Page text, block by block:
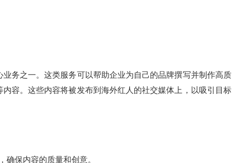
务之一。这类服务可以帮助企业为自己的品牌撰写并制作高质
容。这些内容将被发布到海外红人的社交媒体上，以吸引目标
确保内容的质量和创意。